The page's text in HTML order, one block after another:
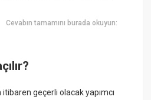
Cevabın tamamını burada okuyun:
geçerli olacak yapımcı